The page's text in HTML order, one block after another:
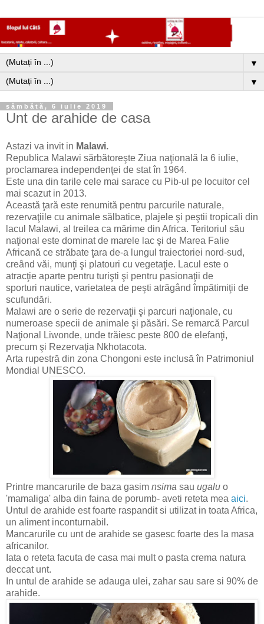
▼
▼
sâmbătă, 6 iulie 2019
Unt de arahide de casa
Astazi va invit in Malawi.
Republica Malawi sărbătoreşte Ziua naţională la 6 iulie,
proclamarea independenţei de stat în 1964.
Este una din tarile cele mai sarace cu Pib-ul pe locuitor cel
mai scazut in 2013.
Această ţară este renumită pentru parcurile naturale,
rezervaţiile cu animale sălbatice, plajele şi peştii tropicali din
lacul Malawi, al treilea ca mărime din Africa. Teritoriul său
naţional este dominat de marele lac şi de Marea Falie
Africană ce străbate ţara de-a lungul traiectoriei nord-sud,
creând văi, munţi şi platouri cu vegetaţie. Lacul este o
atracţie aparte pentru turişti şi pentru pasionaţii de
sporturi nautice, varietatea de peşti atrăgând împătimiţii de
scufundări.
Malawi are o serie de rezervaţii şi parcuri naţionale, cu
numeroase specii de animale şi păsări. Se remarcă Parcul
Naţional Liwonde, unde trăiesc peste 800 de elefanţi,
precum şi Rezervaţia Nkhotacota.
Arta rupestră din zona Chongoni este inclusă în Patrimoniul
Mondial UNESCO.
Printre mancarurile de baza gasim nsima sau ugalu o
'mamaliga' alba din faina de porumb- aveti reteta mea aici.
Untul de arahide est foarte raspandit si utilizat in toata Africa,
un aliment inconturnabil.
Mancarurile cu unt de arahide se gasesc foarte des la masa
africanilor.
Iata o reteta facuta de casa mai mult o pasta crema natura
deccat unt.
In untul de arahide se adauga ulei, zahar sau sare si 90% de
arahide.